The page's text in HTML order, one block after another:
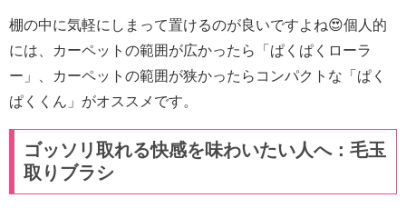
棚の中に気軽にしまって置けるのが良いですよね😍個人的
には、カーペットの範囲が広かったら「ぱくぱくローラ
ー」、カーペットの範囲が狭かったらコンパクトな「ぱく
ぱくくん」がオススメです。
ゴッソリ取れる快感を味わいたい人へ：毛玉
取りブラシ